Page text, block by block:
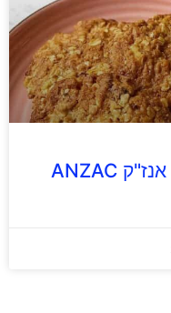
סיפורו של מתכון: עוגיות אנז"ק ANZAC